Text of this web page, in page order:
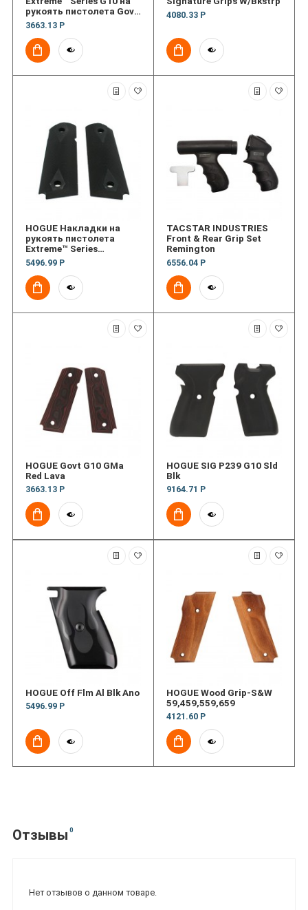
рукоять пистолета Govt
3/16 Thin
3663.13 Р
4080.33 Р
HOGUE Накладки на
рукоять пистолета
Extreme™ Series
Aluminum (текстура)
5496.99 Р
TACSTAR INDUSTRIES
Front & Rear Grip Set
Remington
6556.04 Р
HOGUE Govt G10 GMa
Red Lava
3663.13 Р
HOGUE SIG P239 G10 Sld
Blk
9164.71 Р
HOGUE Off Flm Al Blk Ano
5496.99 Р
HOGUE Wood Grip-S&W
59,459,559,659
4121.60 Р
Отзывы 0
Нет отзывов о данном товаре.